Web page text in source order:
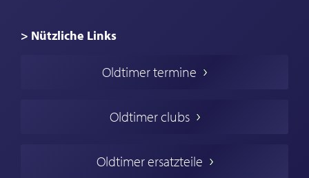
> Nützliche Links
Oldtimers in Europa
Englische Oldtimer
Deutsche Oldtimer
Oldtimer termine
Oldtimer clubs
Oldtimer ersatzteile